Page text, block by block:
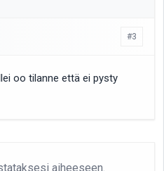
#3
oo tilanne että ei pysty
aiheeseen.